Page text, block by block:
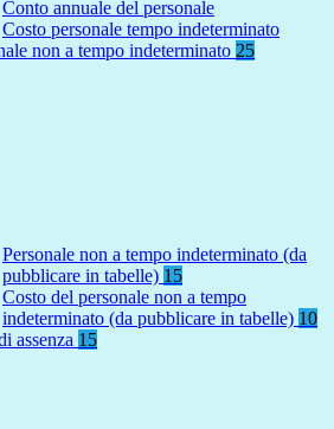
Conto annuale del personale
Costo personale tempo indeterminato
non a tempo indeterminato 25
Personale non a tempo indeterminato (da
pubblicare in tabelle) 15
Costo del personale non a tempo
indeterminato (da pubblicare in tabelle) 10
assenza 15